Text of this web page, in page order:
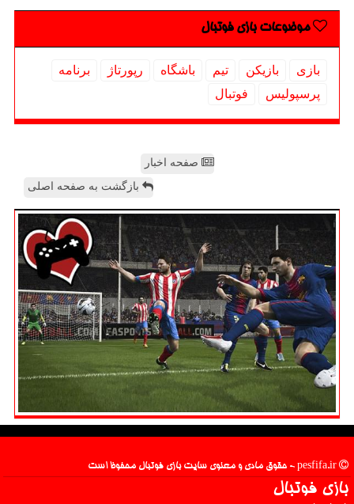
موضوعات بازی فوتبال
بازی بازیكن تیم باشگاه رپورتاژ
برنامه
پرسپولیس
فوتبال
صفحه اخبار
بازگشت به صفحه اصلی
بازی فوتبال